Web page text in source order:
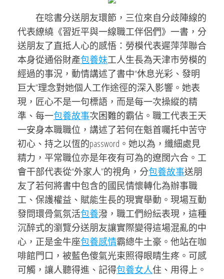
在唸書分送朋友環節，三位來自分歧陣線的
代表繚繞《習近平與一線職工伴侶們》一書，分
送朋友了直抵人心的感悟：勞模代表遲萍萍聯合
本身從通俗財產包養妹工人生長為天津市勞模的
經過的事況，動情講述了書中“休息光彩、發明
巨大”理念對她個人工作途徑的深入影響。她表
現，匠心不是一句標語，而是每一次操縱的精
準、每一包養故事次困難的霸佔。職工代表王天
一安身本職職位，講述了若何在魁首囑托中苦守
初心、持之以恆的password。她以為，纖細處見
精力，平常職位亦是年夜有可為的遼闊六合。工
會干部代表從“外家人”的視角，分包養故事送朋
友了若何將書中包含的國民情懷轉化為辦事職
工、保護權益、賦能生長的現實舉動。現場互動
發問環骨氣氛活包養潑，職工們紛紜表現，這種
沉醉式的瀏覽分送朋友讓實際變得這場混亂的中
心，正是金牛座包養感情霸總牛土豪。他站在咖
啡館門口，被藍色傻氣光束照得眼睛生疼。可感
可觸，讓人聽得進、記得包養女人住、用得上。